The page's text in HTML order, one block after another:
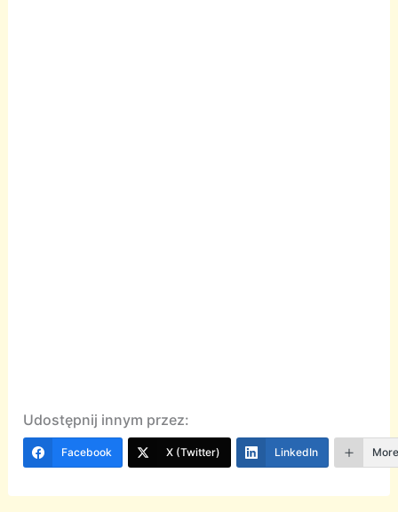
Udostępnij innym przez:
Facebook X (Twitter) LinkedIn